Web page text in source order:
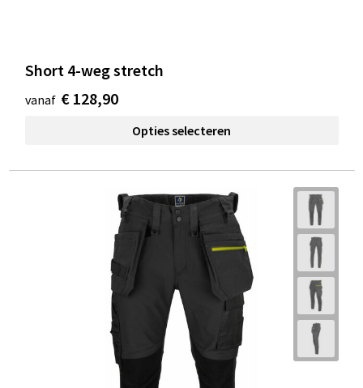
Short 4-weg stretch
vanaf € 128,90
Opties selecteren